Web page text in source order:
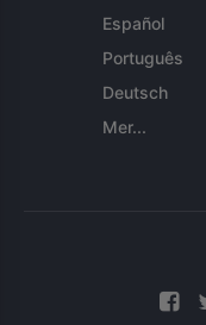
Español
Português
Deutsch
Mer...